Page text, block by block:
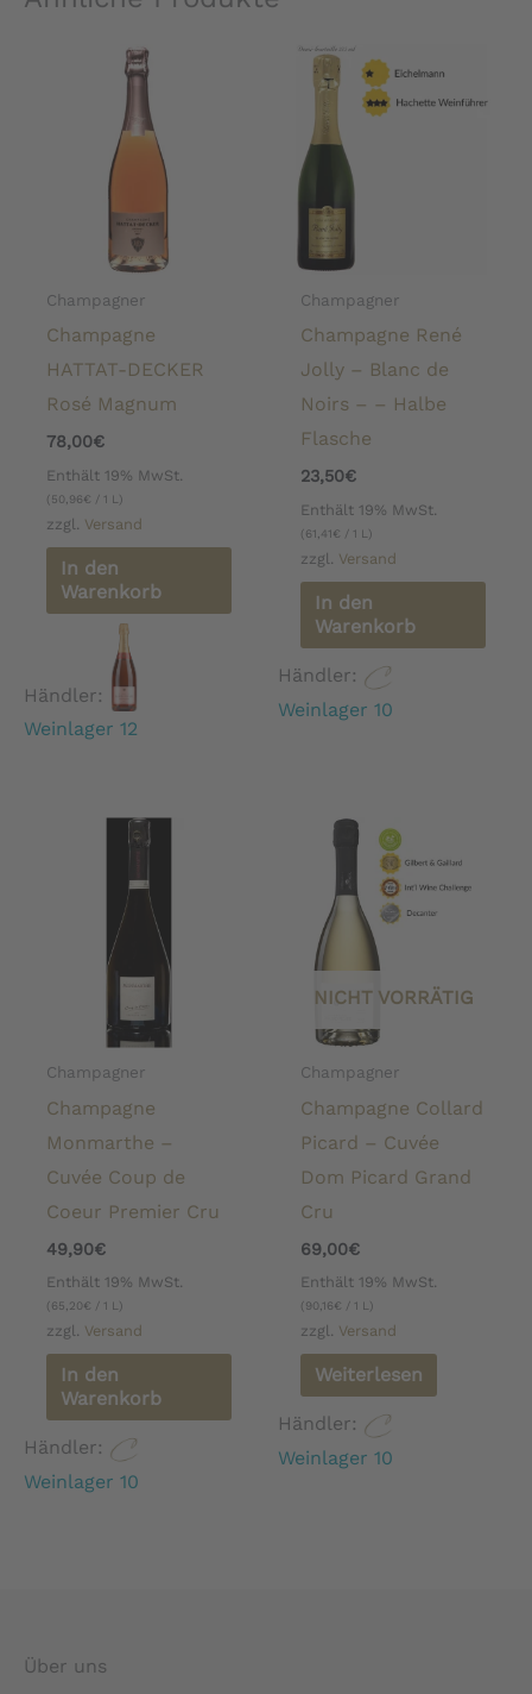
Champagner
Champagne
HATTAT-DECKER
Rosé Magnum
78,00€
Enthält 19% MwSt.
(50,96€ / 1 L)
zzgl. Versand
In den
Warenkorb
Händler:
Weinlager 12
Champagner
Champagne René
Jolly – Blanc de
Noirs – – Halbe
Flasche
23,50€
Enthält 19% MwSt.
(61,41€ / 1 L)
zzgl. Versand
In den
Warenkorb
Händler:
Weinlager 10
Champagner
Champagne
Monmarthe –
Cuvée Coup de
Coeur Premier Cru
49,90€
Enthält 19% MwSt.
(65,20 € / 1 L)
zzgl. Versand
In den
Warenkorb
Händler:
Weinlager 10
NICHT VORRÄTIG
Champagner
Champagne Collard
Picard – Cuvée
Dom Picard Grand
Cru
69,00€
Enthält 19% MwSt.
(90,16€ / 1 L)
zzgl. Versand
Weiterlesen
Händler:
Weinlager 10
Über uns